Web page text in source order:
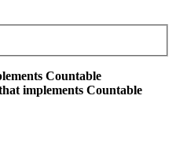
Countable
implements Countable